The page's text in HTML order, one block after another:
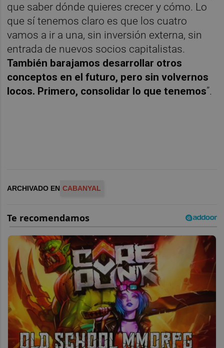
que saber dónde quieres crecer y cómo. Lo
que sí tenemos claro es que los cuatro
vamos a ir a una, sin inversión externa, sin
entrada de nuevos socios capitalistas.
También barajamos desarrollar otros
conceptos en el futuro, pero sin volvernos
locos. Primero, consolidar lo que tenemos”.
ARCHIVADO EN CABANYAL